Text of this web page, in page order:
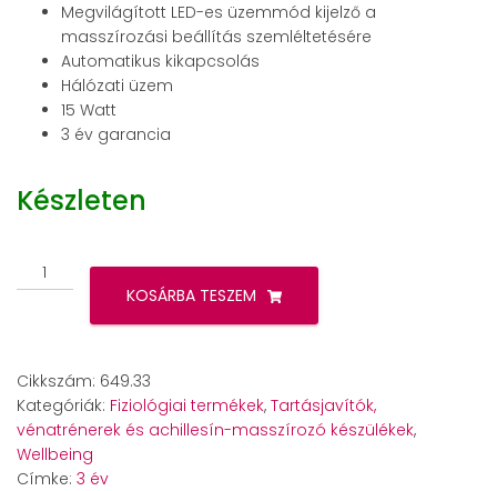
Megvilágított LED-es üzemmód kijelző a
masszírozási beállítás szemléltetésére
Automatikus kikapcsolás
Hálózati üzem
15 Watt
3 év garancia
Készleten
Beurer
FM
masszírozó
készülék
mennyiség
KOSÁRBA TESZEM
Cikkszám: 649.33
Kategóriák: Fiziológiai termékek, Tartásjavítók,
vénatrénerek és achillesín-masszírozó készülékek,
Wellbeing
Címke: 3 év